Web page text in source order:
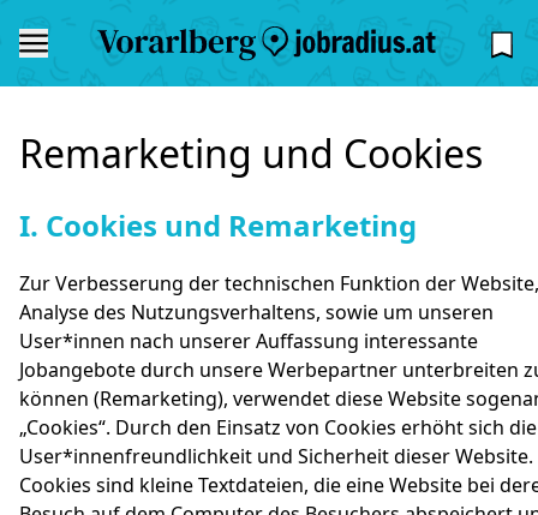
Remarketing und Cookies
I. Cookies und Remarketing
Zur Verbesserung der technischen Funktion der Website,
Analyse des Nutzungsverhaltens, sowie um unseren
User*innen nach unserer Auffassung interessante
Jobangebote durch unsere Werbepartner unterbreiten
können (Remarketing), verwendet diese Website
„Cookies“. Durch den Einsatz von Cookies erhöht sich die
User*innenfreundlichkeit und Sicherheit dieser Website.
Cookies sind kleine Textdateien, die eine Website bei